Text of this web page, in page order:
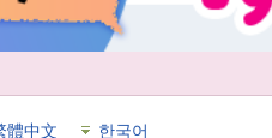
體中文 한국어